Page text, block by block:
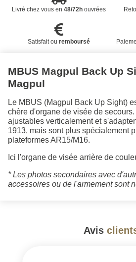
Livré chez vous en 48/72houvrées
Satisfait ou remboursé
MBUS Magpul Back Up
Magpul
Le MBUS (Magpul Back Up Sight)
chère d'organe de visée de
ajustables verticalement et
1913, mais sont plus spécialement
plateformes AR15/M16.
Ici l'organe de visée arrière de
* Les photos secondaires avec
accessoires ou de l'armement sont
Avis